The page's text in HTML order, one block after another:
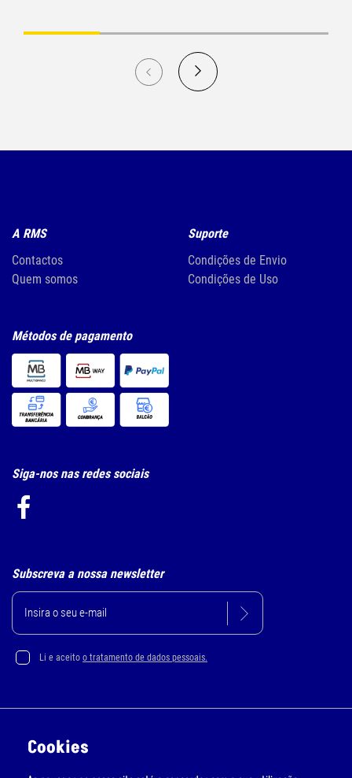
A RMS
Contactos
Quem somos
Suporte
Condições de Envio
Condições de Uso
Métodos de pagamento
Siga-nos nas redes sociais
Subscreva a nossa newsletter
Li e aceito o tratamento de dados pessoais.
Cookies